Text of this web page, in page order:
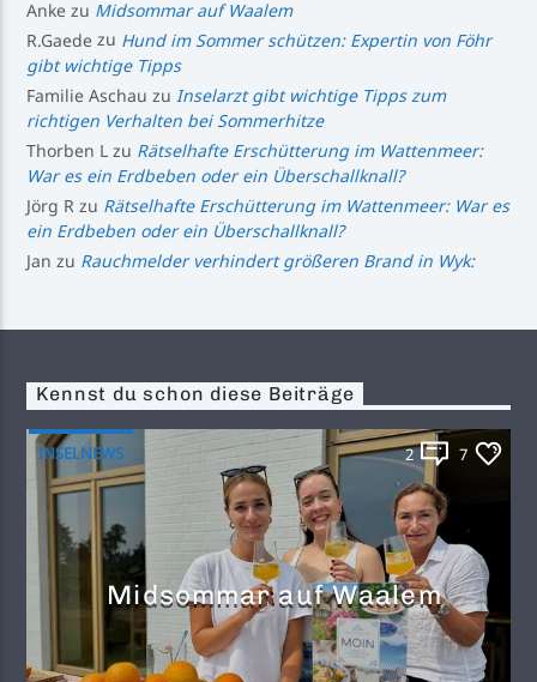
Anke zu Midsommar auf Waalem
R.Gaede zu Hund im Sommer schützen: Expertin von Föhr
gibt wichtige Tipps
Familie Aschau zu Inselarzt gibt wichtige Tipps zum
richtigen Verhalten bei Sommerhitze
Thorben L zu Rätselhafte Erschütterung im Wattenmeer:
War es ein Erdbeben oder ein Überschallknall?
Jörg R zu Rätselhafte Erschütterung im Wattenmeer: War es
ein Erdbeben oder ein Überschallknall?
Jan zu Rauchmelder verhindert größeren Brand in Wyk:
Kennst du schon diese Beiträge
INSELNEWS 2 7
Midsommar auf Waalem